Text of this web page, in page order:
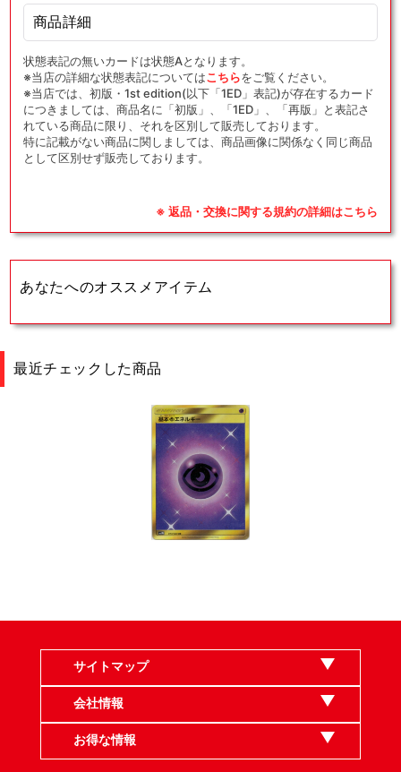
商品詳細
状態表記の無いカードは状態Aとなります。
※当店の詳細な状態表記についてはこちらをご覧ください。
※当店では、初版・1st edition(以下「1ED」表記)が存在するカード
につきましては、商品名に「初版」、「1ED」、「再版」と表記さ
れている商品に限り、それを区別して販売しております。
特に記載がない商品に関しましては、商品画像に関係なく同じ商品
として区別せず販売しております。
※ 返品・交換に関する規約の詳細はこちら
あなたへのオススメアイテム
最近チェックした商品
サイトマップ
会社情報
お得な情報